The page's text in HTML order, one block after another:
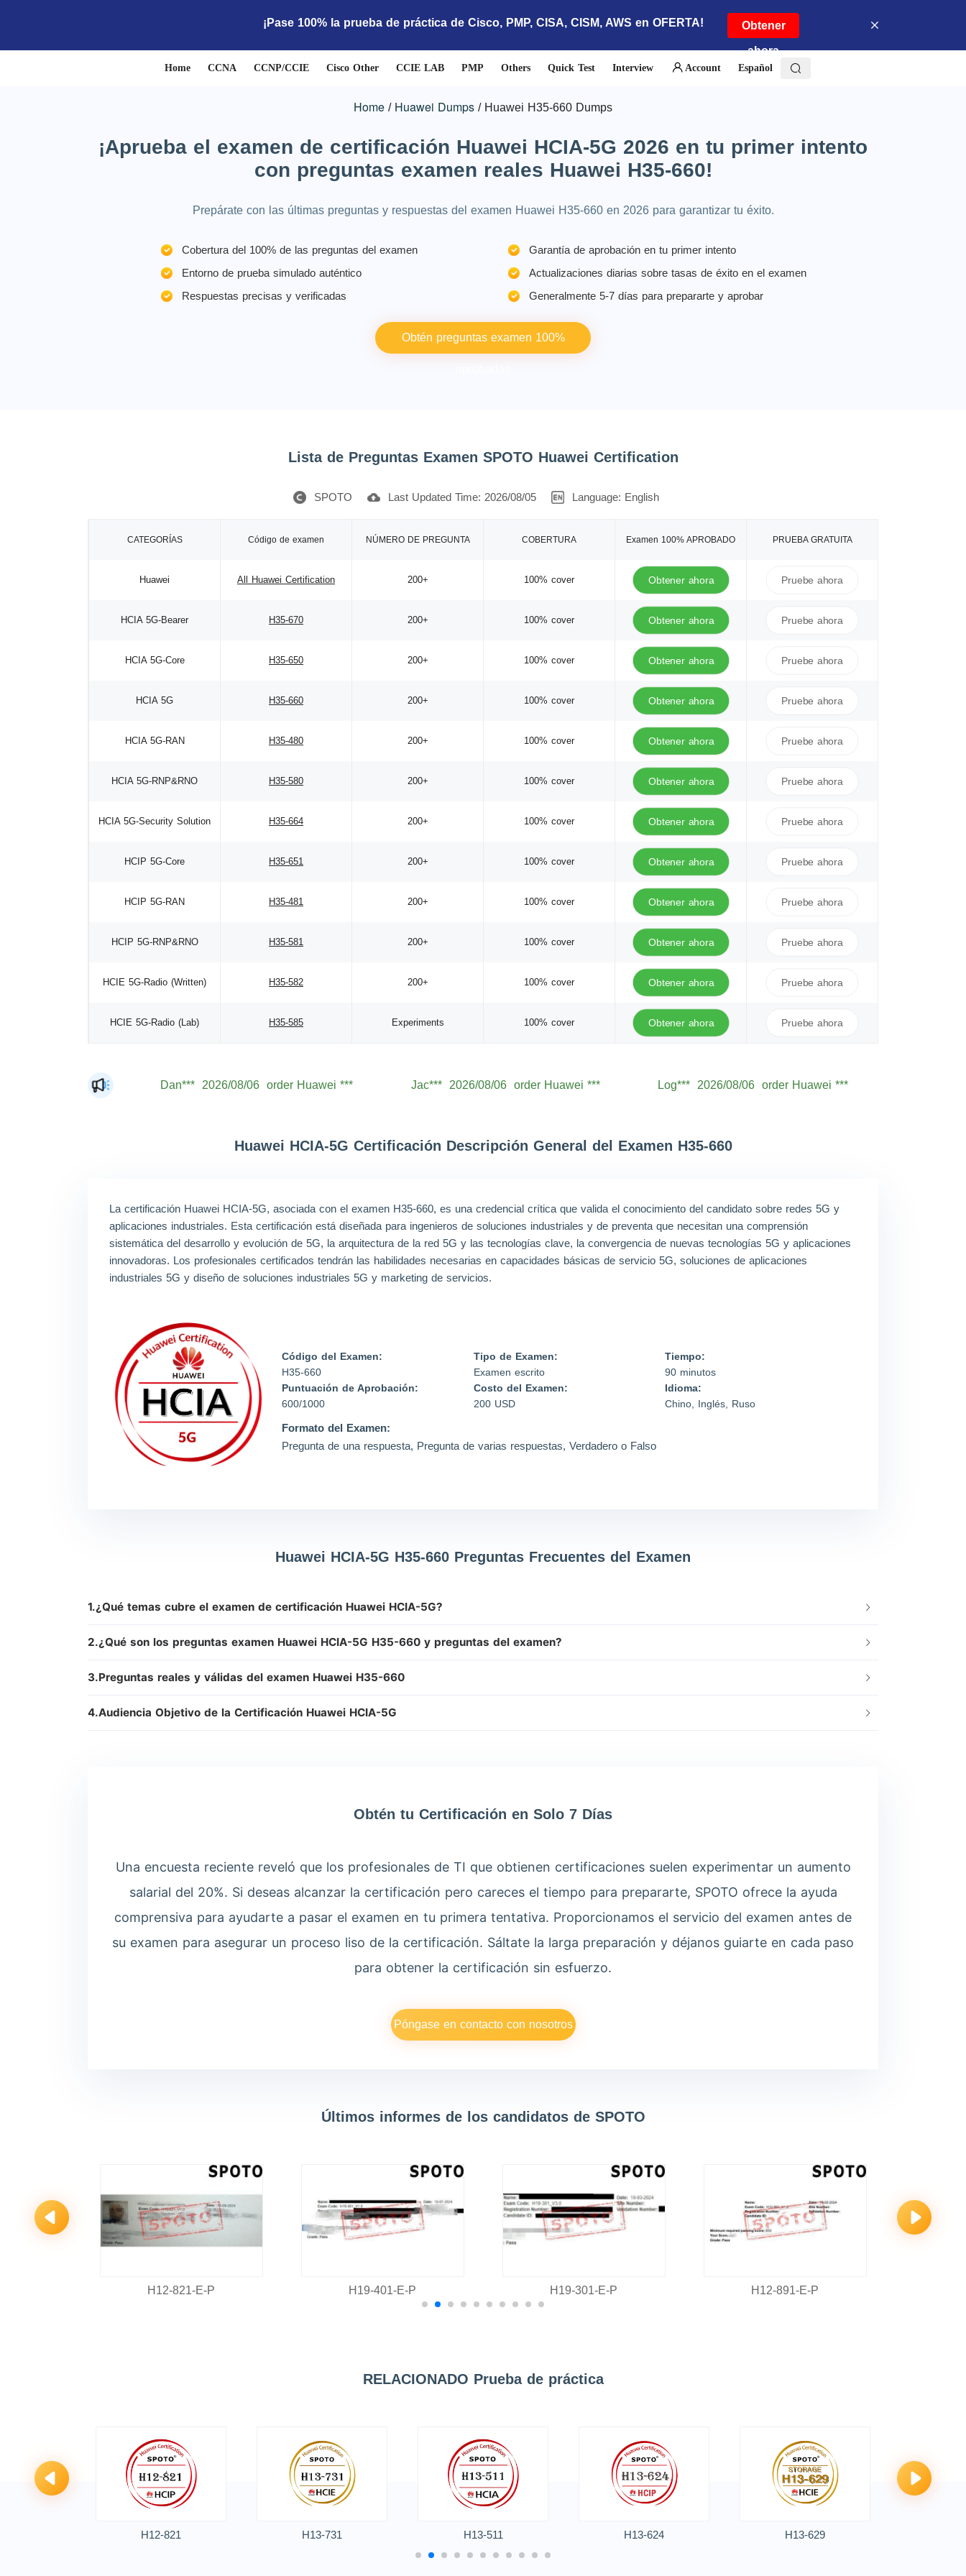
¡Pase 100% la prueba de práctica de Cisco, PMP, CISA, CISM, AWS en OFERTA! Obtener
ahora
Home CCNA CCNP/CCIE Cisco Other CCIE LAB PMP Others Quick Test Interview Account Español
Home Huawei Dumps Huawei H35-660 Dumps
¡Aprueba el examen de certificación Huawei HCIA-5G 2026 en tu primer intento
con preguntas examen reales Huawei H35-660!
Prepárate con las últimas preguntas y respuestas del examen Huawei H35-660 en 2026 para garantizar tu éxito.
Cobertura del 100% de las preguntas del examen
Entorno de prueba simulado auténtico
Respuestas precisas y verificadas
Garantía de aprobación en tu primer intento
Actualizaciones diarias sobre tasas de éxito en el examen
Generalmente 5-7 días para prepararte y aprobar
Obtén preguntas examen 100%
Lista de Preguntas Examen SPOTO Huawei Certification
SPOTO Last Updated Time: 2026/08/05 Language: English
CATEGORÍAS Código de examen NÚMERO DE PREGUNTA COBERTURA Examen 100% APROBADO PRUEBA GRATUITA
Huawei All Huawei Certification 200+ 100% cover Obtener ahora Pruebe ahora
HCIA 5G-Bearer H35-670 200+ 100% cover Obtener ahora Pruebe ahora
HCIA 5G-Core H35-650 200+ 100% cover Obtener ahora Pruebe ahora
HCIA 5G H35-660 200+ 100% cover Obtener ahora Pruebe ahora
HCIA 5G-RAN H35-480 200+ 100% cover Obtener ahora Pruebe ahora
HCIA 5G-RNP&RNO H35-580 200+ 100% cover Obtener ahora Pruebe ahora
HCIA 5G-Security Solution H35-664 200+ 100% cover Obtener ahora Pruebe ahora
HCIP 5G-Core H35-651 200+ 100% cover Obtener ahora Pruebe ahora
HCIP 5G-RAN H35-481 200+ 100% cover Obtener ahora Pruebe ahora
HCIP 5G-RNP&RNO H35-581 200+ 100% cover Obtener ahora Pruebe ahora
HCIE 5G-Radio (Written) H35-582 200+ 100% cover Obtener ahora Pruebe ahora
HCIE 5G-Radio (Lab) H35-585 Experiments 100% cover Obtener ahora Pruebe ahora
Jac*** 2026/08/06 order Huawei *** Lev*** 2026/08/06 order Huawei *** Seb*** 2026/08/06 order Huawei ***
2026/08/06 order Huawei *** Aid*** 2026/08/06 order Huawei *** Sam*** 2026/08/06
Luc*** 2026/08/06 order Huawei *** Hen*** 2026/08/06 order Huawei *** Ale*** 2026/08/06 order Huawei ***
Mas*** 2026/08/06 order Huawei *** Mic*** 2026/08/06 order Huawei *** Eth*** 2026/08/06 order Huawei ***
Huawei HCIA-5G Certificación Descripción General del Examen H35-660
La certificación Huawei HCIA-5G, asociada con el examen H35-660, es una credencial crítica que valida el conocimiento del candidato sobre redes 5G y
aplicaciones industriales. Esta certificación está diseñada para ingenieros de soluciones industriales y de preventa que necesitan una comprensión
sistemática del desarrollo y evolución de 5G, la arquitectura de la red 5G y las tecnologías clave, la convergencia de nuevas tecnologías 5G y aplicaciones
innovadoras. Los profesionales certificados tendrán las habilidades necesarias en capacidades básicas de servicio 5G, soluciones de aplicaciones
industriales 5G y diseño de soluciones industriales 5G y marketing de servicios.
Código del Examen:
H35-660
Tipo de Examen:
Examen escrito
Tiempo:
90 minutos
Puntuación de Aprobación:
600/1000
Costo del Examen:
200 USD
Idioma:
Chino, Inglés, Ruso
Formato del Examen:
Pregunta de una respuesta, Pregunta de varias respuestas, Verdadero o Falso
Huawei HCIA-5G H35-660 Preguntas Frecuentes del Examen
1.¿Qué temas cubre el examen de certificación Huawei HCIA-5G?
2.¿Qué son los preguntas examen Huawei HCIA-5G H35-660 y preguntas del examen?
3.Preguntas reales y válidas del examen Huawei H35-660
4.Audiencia Objetivo de la Certificación Huawei HCIA-5G
Obtén tu Certificación en Solo 7 Días
Una encuesta reciente reveló que los profesionales de TI que obtienen certificaciones suelen experimentar un aumento
salarial del 20%. Si deseas alcanzar la certificación pero careces el tiempo para prepararte, SPOTO ofrece la ayuda
comprensiva para ayudarte a pasar el examen en tu primera tentativa. Proporcionamos el servicio del examen antes de
su examen para asegurar un proceso liso de la certificación. Sáltate la larga preparación y déjanos guiarte en cada paso
para obtener la certificación sin esfuerzo.
Póngase en contacto con nosotros
Últimos informes de los candidatos de SPOTO
H12-821-E-P H19-401-E-P H19-301-E-P H12-891-E-P
RELACIONADO Prueba de práctica
H12-821 H13-731 H13-511 H13-624 H13-629